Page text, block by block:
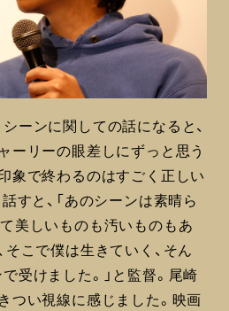
ーンに関しての話になると、
ーリーの眼差しにずっと思う
象で終わるのはすごく正しい
すと、「あのシーンは素晴ら
美しいものも汚いものもあ
そこで僕は生きていく、そん
受けました。」と監督。尾崎
つい視線に感じました。映画